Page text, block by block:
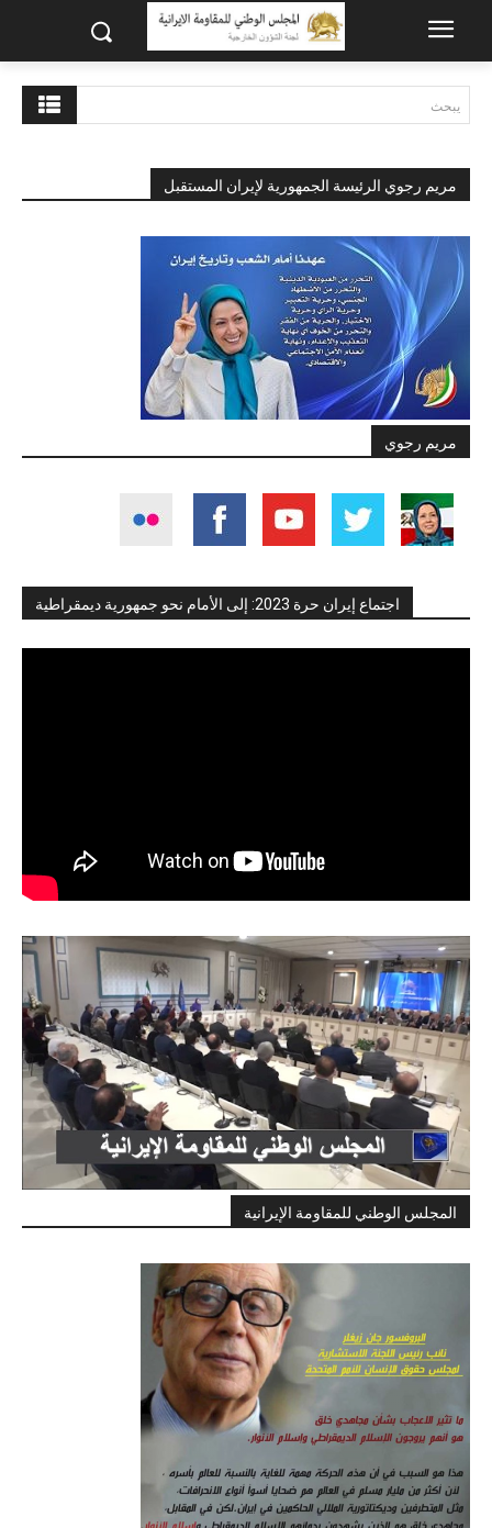
يبحث
مريم رجوي الرئيسة الجمهورية لإيران المستقبل
مريم رجوي
اجتماع إيران حرة 2023: إلى الأمام نحو جمهورية ديمقراطية
المجلس الوطني للمقاومة الإيرانية